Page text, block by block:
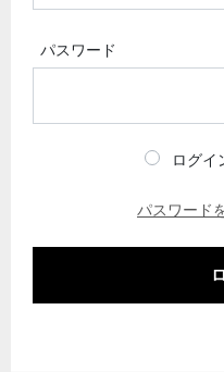
パスワード
ログイ
パスワード